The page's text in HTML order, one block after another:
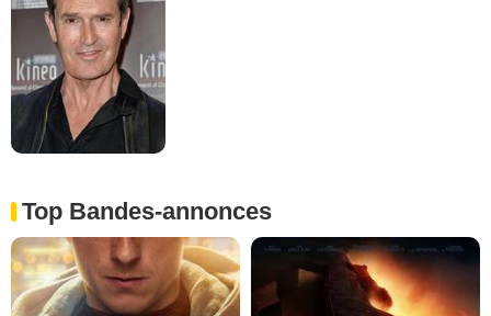
Top Bandes-annonces